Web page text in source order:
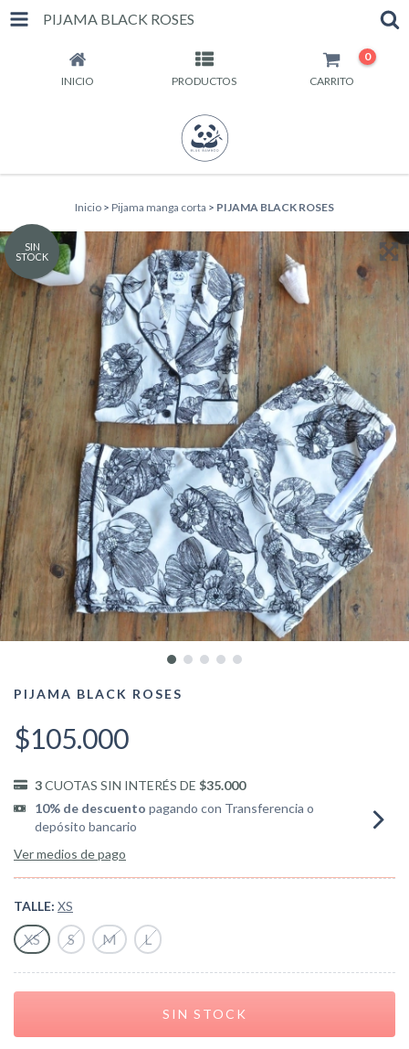
PIJAMA BLACK ROSES
INICIO PRODUCTOS CARRITO
0
Inicio > Pijama manga corta > PIJAMA BLACK ROSES
SIN
STOCK
PIJAMA BLACK ROSES
$105.000
3CUOTAS SIN INTERÉS DE $35.000
10% de descuento pagando con Transferencia o
depósito bancario
Ver medios de pago
TALLE: XS
XS S M L